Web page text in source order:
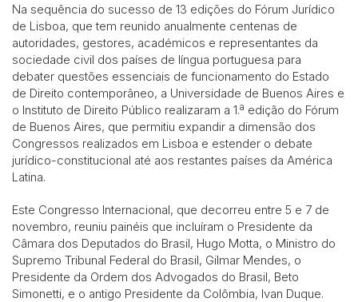
Na sequência do sucesso de 13 edições do Fórum Jurídico
de Lisboa, que tem reunido anualmente centenas de
autoridades, gestores, académicos e representantes da
sociedade civil dos países de língua portuguesa para
debater questões essenciais de funcionamento do Estado
de Direito contemporâneo, a Universidade de Buenos Aires e
o Instituto de Direito Público realizaram a 1.ª edição do Fórum
de Buenos Aires, que permitiu expandir a dimensão dos
Congressos realizados em Lisboa e estender o debate
jurídico-constitucional até aos restantes países da América
Latina.
Este Congresso Internacional, que decorreu entre 5 e 7 de
novembro, reuniu painéis que incluíram o Presidente da
Câmara dos Deputados do Brasil, Hugo Motta, o Ministro do
Supremo Tribunal Federal do Brasil, Gilmar Mendes, o
Presidente da Ordem dos Advogados do Brasil, Beto
Simonetti, e o antigo Presidente da Colômbia, Ivan Duque.